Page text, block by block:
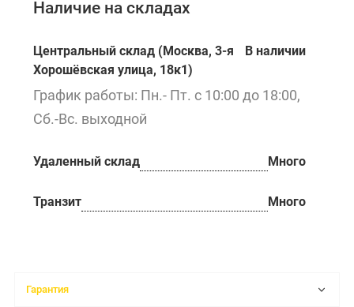
Наличие на складах
Центральный склад (Москва, 3-я
Хорошёвская улица, 18к1)
В наличии
График работы: Пн.- Пт. с 10:00 до 18:00,
Сб.-Вс. выходной
Удаленный склад Много
Транзит Много
Гарантия